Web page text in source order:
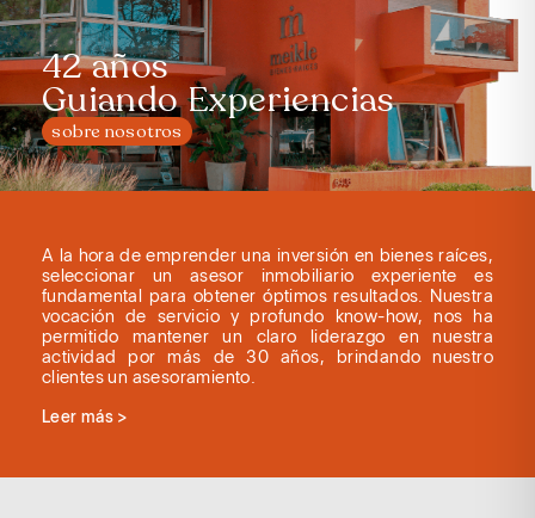
42 años
Guiando Experiencias
sobre nosotros
A la hora de emprender una inversión en bienes raíces,
seleccionar un asesor inmobiliario experiente es
fundamental para obtener óptimos resultados. Nuestra
vocación de servicio y profundo know-how, nos ha
permitido mantener un claro liderazgo en nuestra
actividad por más de 30 años, brindando nuestro
clientes un asesoramiento.
Leer más >